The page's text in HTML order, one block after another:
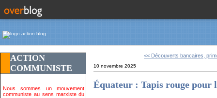
ACTION
COMMUNISTE
Nous sommes un mouvement
communiste au sens marxiste du
<< Découverts bancaires,
10 novembre 2025
Équateur : Tapis rouge pour